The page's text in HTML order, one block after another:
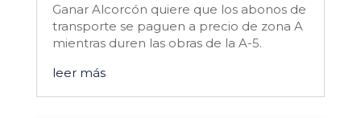
Ganar Alcorcón quiere que los abonos de
transporte se paguen a precio de zona A
mientras duren las obras de la A-5.
leer más